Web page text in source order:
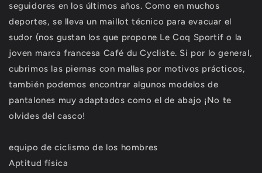
seguidores en los últimos años. Como en muchos
deportes, se lleva un maillot técnico para evacuar el
sudor (nos gustan los que propone Le Coq Sportif o la
joven marca francesa Café du Cycliste. Si por lo general,
cubrimos las piernas con mallas por motivos prácticos,
también podemos encontrar algunos modelos de
pantalones muy adaptados como el de abajo ¡No te
olvides del casco!
equipo de ciclismo de los hombres
Aptitud física